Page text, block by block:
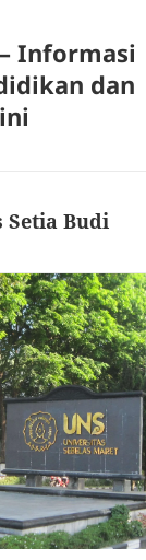
Informasi
dan
Setia Budi